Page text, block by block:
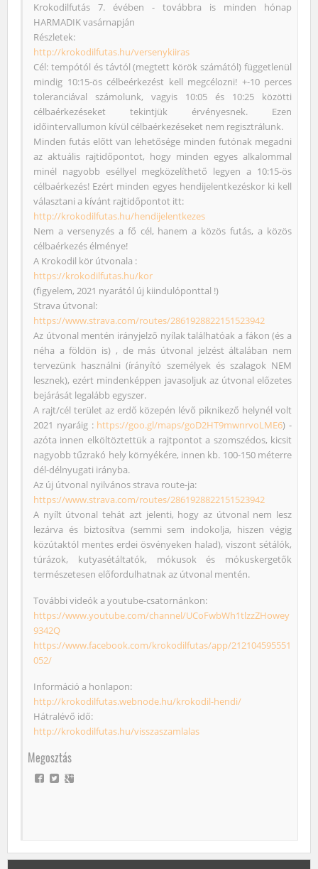
Krokodilfutás 7. évében - továbbra is minden hónap
HARMADIK vasárnapján
Részletek:
http://krokodilfutas.hu/versenykiiras
Cél: tempótól és távtól (megtett körök számától) függetlenül
mindig 10:15-ös célbeérkezést kell megcélozni! +-10 perces
toleranciával számolunk, vagyis 10:05 és 10:25 közötti
célbaérkezéseket tekintjük érvényesnek. Ezen
időintervallumon kívül célbaérkezéseket nem regisztrálunk.
Minden futás előtt van lehetősége minden futónak megadni
az aktuális rajtidőpontot, hogy minden egyes alkalommal
minél nagyobb eséllyel megközelíthető legyen a 10:15-ös
célbaérkezés! Ezért minden egyes hendijelentkezéskor ki kell
választani a kívánt rajtidőpontot itt:
http://krokodilfutas.hu/hendijelentkezes
Nem a versenyzés a fő cél, hanem a közös futás, a közös
célbaérkezés élménye!
A Krokodil kör útvonala :
https://krokodilfutas.hu/kor
(figyelem, 2021 nyarától új kiindulóponttal !)
Strava útvonal:
https://www.strava.com/routes/2861928822151523942
Az útvonal mentén irányjelző nyílak találhatóak a fákon (és a
néha a földön is) , de más útvonal jelzést általában nem
tervezünk használni (írányító személyek és szalagok NEM
lesznek), ezért mindenképpen javasoljuk az útvonal előzetes
bejárását legalább egyszer.
A rajt/cél terület az erdő közepén lévő piknikező helynél volt
2021 nyaráig : https://goo.gl/maps/goD2HT9mwnrvoLME6) -
azóta innen elköltöztettük a rajtpontot a szomszédos, kicsit
nagyobb tűzrakó hely környékére, innen kb. 100-150 méterre
dél-délnyugati irányba.
Az új útvonal nyilvános strava route-ja:
https://www.strava.com/routes/2861928822151523942
A nyílt útvonal tehát azt jelenti, hogy az útvonal nem lesz
lezárva és biztosítva (semmi sem indokolja, hiszen végig
közútaktól mentes erdei ösvényeken halad), viszont sétálók,
túrázok, kutyasétáltatók, mókusok és mókuskergetők
természetesen előfordulhatnak az útvonal mentén.
További videók a youtube-csatornánkon:
https://www.youtube.com/channel/UCoFwbWh1tlzzZHowey
9342Q
https://www.facebook.com/krokodilfutas/app/212104595551
052/
Információ a honlapon:
http://krokodilfutas.webnode.hu/krokodil-hendi/
Hátralévő idő:
http://krokodilfutas.hu/visszaszamlalas
Megosztás